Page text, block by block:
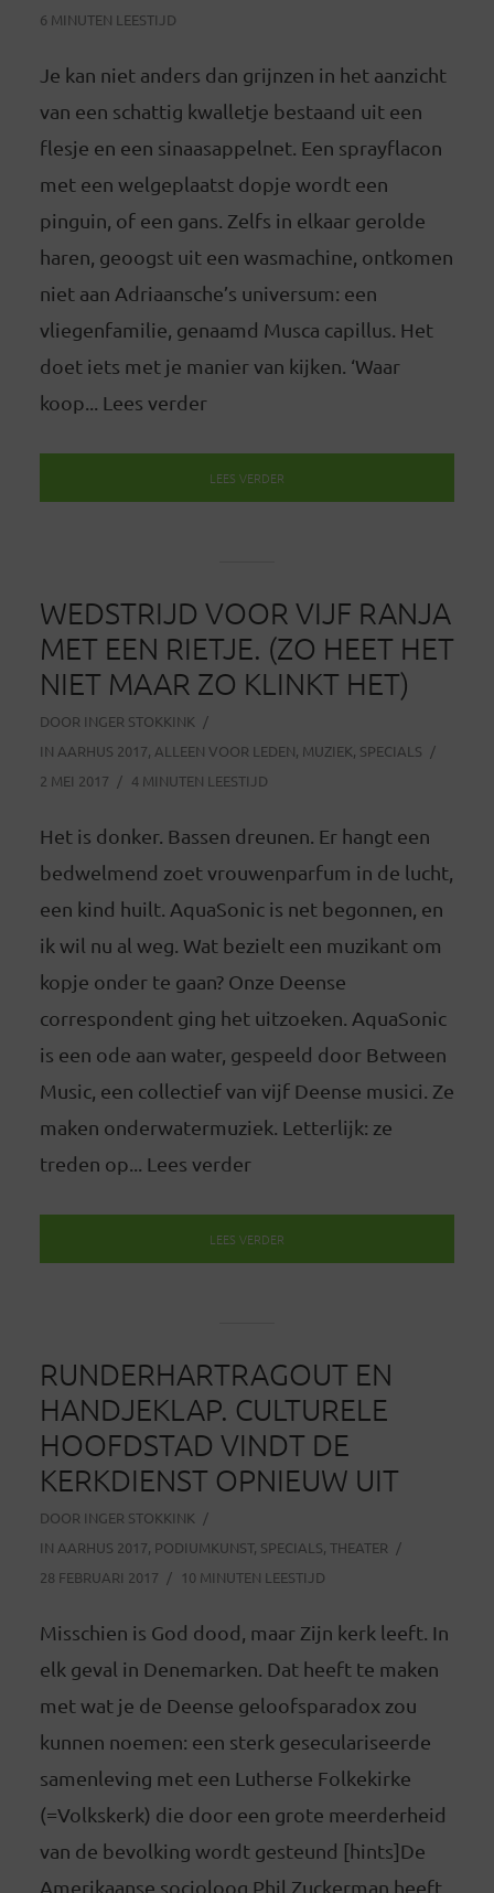
6 MINUTEN LEESTIJD
Je kan niet anders dan grijnzen in het aanzicht
van een schattig kwalletje bestaand uit een
flesje en een sinaasappelnet. Een sprayflacon
met een welgeplaatst dopje wordt een
pinguin, of een gans. Zelfs in elkaar gerolde
haren, geoogst uit een wasmachine, ontkomen
niet aan Adriaansche’s universum: een
vliegenfamilie, genaamd Musca capillus. Het
doet iets met je manier van kijken. ‘Waar
koop... Lees verder
LEES VERDER
WEDSTRIJD VOOR VIJF RANJA
MET EEN RIETJE. (ZO HEET HET
NIET MAAR ZO KLINKT HET)
DOOR INGER STOKKINK
IN AARHUS 2017, ALLEEN VOOR LEDEN, MUZIEK, SPECIALS
2 MEI 2017
4 MINUTEN LEESTIJD
Het is donker. Bassen dreunen. Er hangt een
bedwelmend zoet vrouwenparfum in de lucht,
een kind huilt. AquaSonic is net begonnen, en
ik wil nu al weg. Wat bezielt een muzikant om
kopje onder te gaan? Onze Deense
correspondent ging het uitzoeken. AquaSonic
is een ode aan water, gespeeld door Between
Music, een collectief van vijf Deense musici. Ze
maken onderwatermuziek. Letterlijk: ze
treden op... Lees verder
LEES VERDER
RUNDERHARTRAGOUT EN
HANDJEKLAP. CULTURELE
HOOFDSTAD VINDT DE
KERKDIENST OPNIEUW UIT
DOOR INGER STOKKINK
IN AARHUS 2017, PODIUMKUNST, SPECIALS, THEATER
28 FEBRUARI 2017
10 MINUTEN LEESTIJD
Misschien is God dood, maar Zijn kerk leeft. In
elk geval in Denemarken. Dat heeft te maken
met wat je de Deense geloofsparadox zou
kunnen noemen: een sterk geseculariseerde
samenleving met een Lutherse Folkekirke
(=Volkskerk) die door een grote meerderheid
van de bevolking wordt gesteund [hints]De
Amerikaanse socioloog Phil Zuckerman heeft